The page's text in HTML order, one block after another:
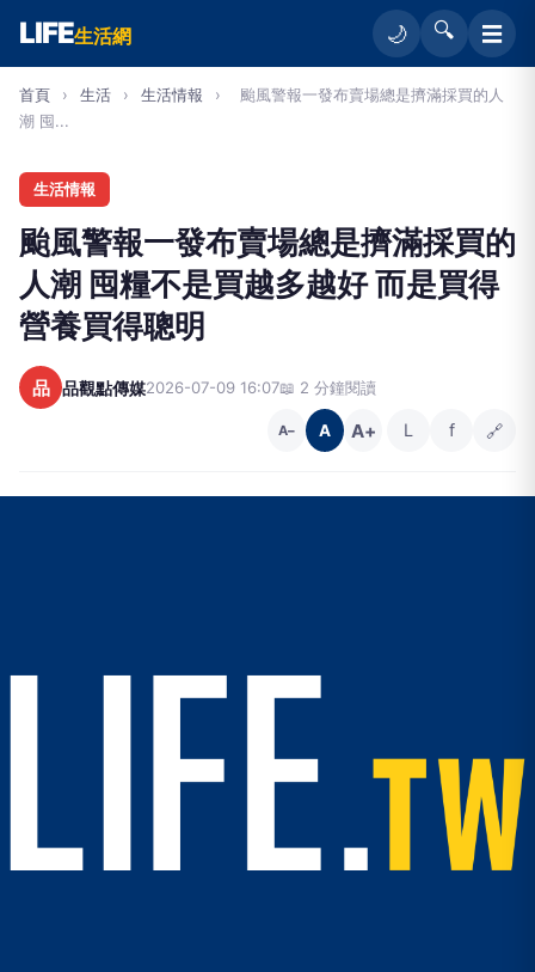
LIFE生活網 🌙 🔍 ☰
首頁 › 生活 › 生活情報 ›
颱風警報一發布賣場總是擠滿採買的人
潮 囤...
生活情報
颱風警報一發布賣場總是擠滿採買的
人潮 囤糧不是買越多越好 而是買得
營養買得聰明
品 品觀點傳媒2026-07-09 16:07📖 2 分鐘閱讀
A− A A+ L f 🔗